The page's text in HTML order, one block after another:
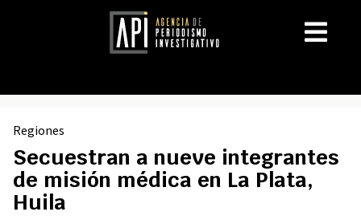
Regiones
Secuestran a nueve integrantes
de misión médica en La Plata,
Huila